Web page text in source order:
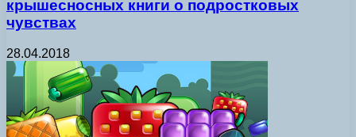
крышесносных книги о подростковых
чувствах
28.04.2018